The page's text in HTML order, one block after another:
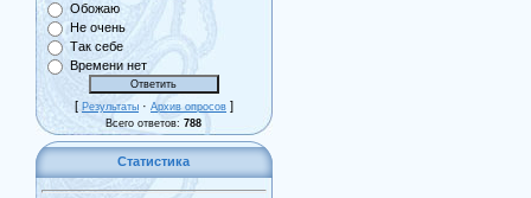
Обожаю
Не очень
Так себе
Времени нет
[ Результаты · Архив опросов ]
Всего ответов:788
Статистика